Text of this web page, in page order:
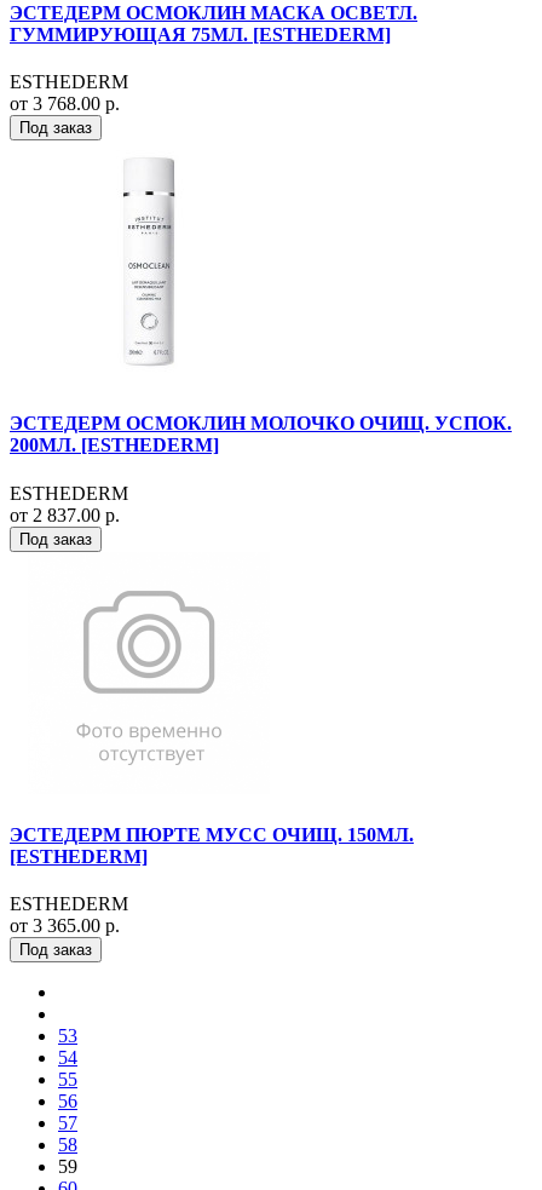
ЭСТЕДЕРМ ОСМОКЛИН МАСКА ОСВЕТЛ.
ГУММИРУЮЩАЯ 75МЛ. [ESTHEDERM]
ESTHEDERM
от 3 768.00 р.
Под заказ
ЭСТЕДЕРМ ОСМОКЛИН МОЛОЧКО ОЧИЩ. УСПОК.
200МЛ. [ESTHEDERM]
ESTHEDERM
от 2 837.00 р.
Под заказ
ЭСТЕДЕРМ ПЮРТЕ МУСС ОЧИЩ. 150МЛ.
[ESTHEDERM]
ESTHEDERM
от 3 365.00 р.
Под заказ
53
54
55
56
57
58
59